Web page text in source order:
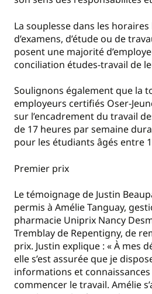
La souplesse dans les
d’examens, d’étude ou de
posent une majorité
conciliation études-travail de
Soulignons également que la
employeurs certifiés Oser-
sur l’encadrement du travail
de 17 heures par semaine
pour les étudiants âgés entre
Premier prix
Le témoignage de Justin
permis à Amélie Tanguay,
pharmacie Uniprix Nancy
Tremblay de Repentigny, de
prix. Justin explique : « À mes
elle s’est assurée que je
informations et
commencer le travail. Amélie